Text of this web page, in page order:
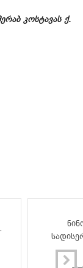
კოსტავას ქ.